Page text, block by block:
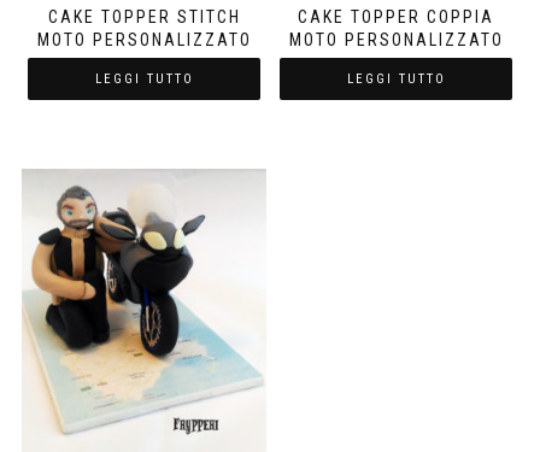
CAKE TOPPER STITCH
MOTO PERSONALIZZATO
LEGGI TUTTO
CAKE TOPPER COPPIA
MOTO PERSONALIZZATO
LEGGI TUTTO